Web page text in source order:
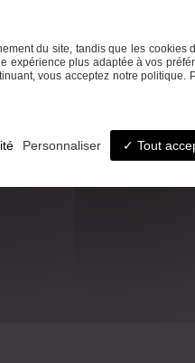
du site, tandis que les cookies
expérience plus adaptée à vos
vous acceptez notre politique.
Tout
Personnaliser